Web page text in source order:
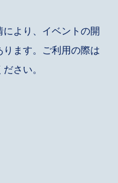
より、イベントの開
ます。ご利用の際は
さい。